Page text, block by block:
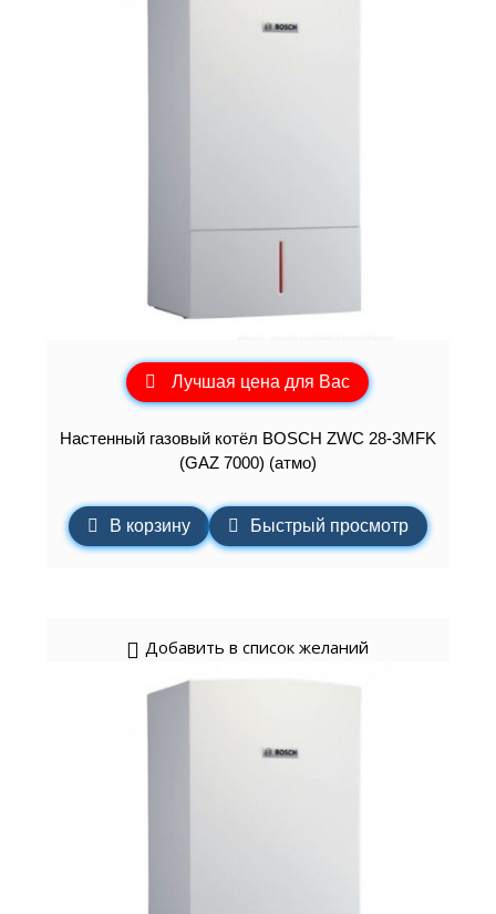
Лучшая цена для Вас
Настенный газовый котёл BOSCH ZWC 28-3MFK
(GAZ 7000) (атмо)
В корзину Быстрый просмотр
Добавить в список желаний